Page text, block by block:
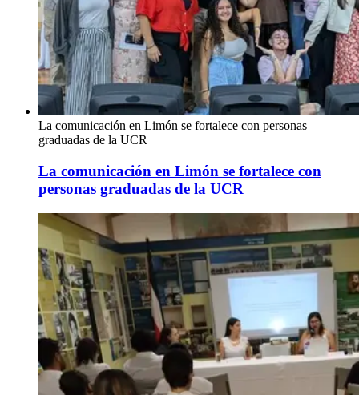
La comunicación en Limón se fortalece con personas
graduadas de la UCR
La comunicación en Limón se fortalece con
personas graduadas de la UCR